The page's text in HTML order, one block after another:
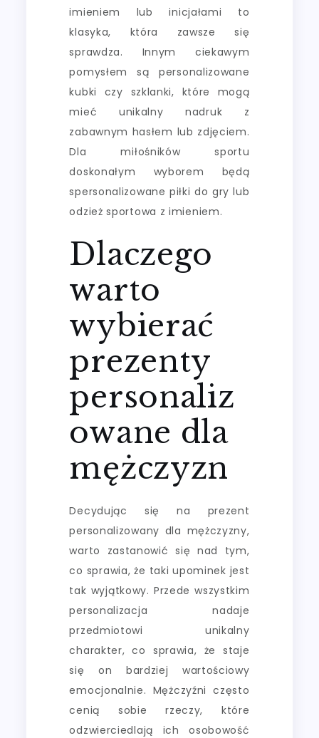
imieniem lub inicjałami to
klasyka, która zawsze się
sprawdza. Innym ciekawym
pomysłem są personalizowane
kubki czy szklanki, które mogą
mieć unikalny nadruk z
zabawnym hasłem lub zdjęciem.
Dla miłośników sportu
doskonałym wyborem będą
spersonalizowane piłki do gry lub
odzież sportowa z imieniem.
Dlaczego
warto
wybierać
prezenty
personaliz
owane dla
mężczyzn
Decydując się na prezent
personalizowany dla mężczyzny,
warto zastanowić się nad tym,
co sprawia, że taki upominek jest
tak wyjątkowy. Przede wszystkim
personalizacja nadaje
przedmiotowi unikalny
charakter, co sprawia, że staje
się on bardziej wartościowy
emocjonalnie. Mężczyźni często
cenią sobie rzeczy, które
odzwierciedlają ich osobowość